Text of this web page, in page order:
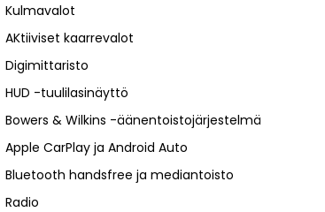
Kulmavalot
AKtiiviset kaarrevalot
Digimittaristo
HUD -tuulilasinäyttö
Bowers & Wilkins -äänentoistojärjestelmä
Apple CarPlay ja Android Auto
Bluetooth handsfree ja mediantoisto
Radio